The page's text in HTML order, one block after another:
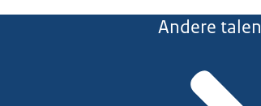
Andere talen